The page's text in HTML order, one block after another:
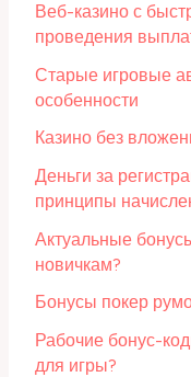
Веб-казино с
проведения
Старые игровые
особенности
Казино без
Деньги за
принципы
Актуальные
новичкам?
Бонусы покер
Рабочие бонус-
для игры?